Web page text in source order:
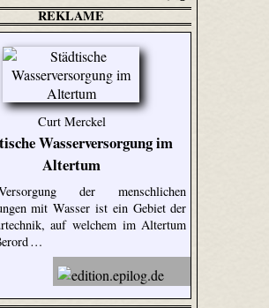
REKLAME
Curt Merckel
Wasserversorgung im
Altertum
der menschlichen
mit Wasser ist ein Gebiet der
auf welchem im Altertum
…